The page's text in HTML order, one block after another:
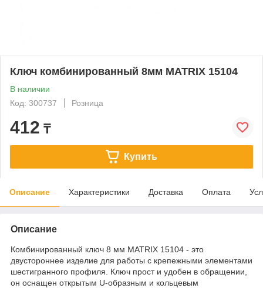
Ключ комбинированный 8мм MATRIX 15104
В наличии
Код: 300737
Розница
412 ₸
Купить
Описание Характеристики Доставка Оплата
Описание
Комбинированный ключ 8 мм MATRIX 15104 - это
двустороннее изделие для работы с крепежными элементами
шестигранного профиля. Ключ прост и удобен в обращении,
он оснащен открытым U-образным и кольцевым